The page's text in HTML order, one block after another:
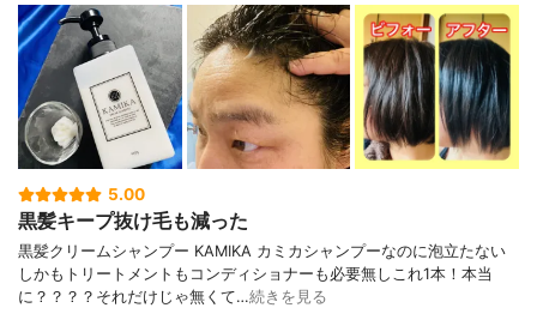
5.00
黒髪キープ抜け毛も減った
黒髪クリームシャンプー KAMIKA カミカシャンプーなのに泡立たない
しかもトリートメントもコンディショナーも必要無しこれ1本！本当
に？？？？それだけじゃ無くて…続きを見る